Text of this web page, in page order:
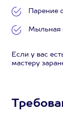
Парение
Мыльная
Если у вас
мастеру